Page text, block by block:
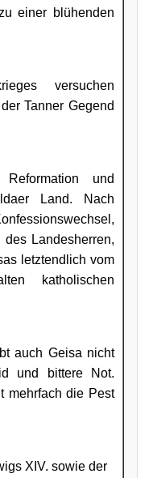
einer blühenden
versuchen
Tanner Gegend
und
Land. Nach
Landesherren,
letztendlich vom
katholischen
auch Geisa nicht
und bittere Not.
mehrfach die Pest
XIV. sowie der